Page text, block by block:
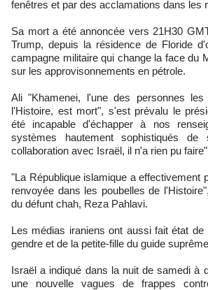
fenêtres et par des acclamations dans les
Sa mort a été annoncée vers 21H30
Trump, depuis la résidence de Floride
campagne militaire qui change la face du
sur les approvisonnements en pétrole.
Ali "Khamenei, l'une des personnes
l'Histoire, est mort", s'est prévalu le
été incapable d'échapper à nos
systèmes hautement sophistiqués
collaboration avec Israël, il n'a rien pu
"La République islamique a effectivement
renvoyée dans les poubelles de
du défunt chah, Reza Pahlavi.
Les médias iraniens ont aussi fait état
gendre et de la petite-fille du guide
Israël a indiqué dans la nuit de samedi à
une nouvelle vagues de frappes